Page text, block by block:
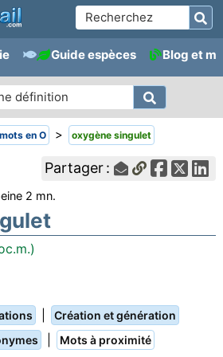
Guide espèces Blog et
en O > oxygène singulet
Partager :
2 mn.
Création et génération
Mots à proximité